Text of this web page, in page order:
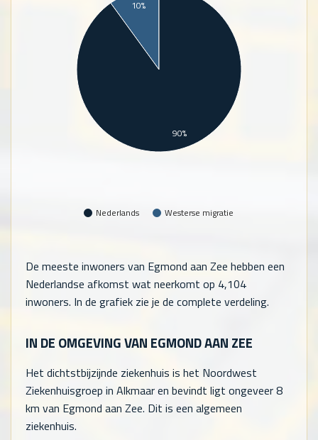
Nederlands Westerse migratie
10%
90%
De meeste inwoners van Egmond aan Zee hebben een
Nederlandse afkomst wat neerkomt op 4,104
inwoners. In de grafiek zie je de complete verdeling.
IN DE OMGEVING VAN EGMOND AAN ZEE
Het dichtstbijzijnde ziekenhuis is het Noordwest
Ziekenhuisgroep in Alkmaar en bevindt ligt ongeveer 8
km van Egmond aan Zee. Dit is een algemeen
ziekenhuis.